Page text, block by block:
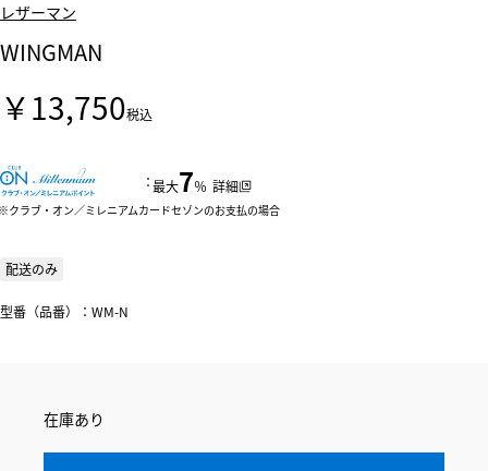
レザーマン
WINGMAN
￥13,750税込
：最大7％ 詳細
クラブ・オン／ミレニアムカードセゾンのお支払の場合
配送のみ
型番（品番）：WM-N
在庫あり